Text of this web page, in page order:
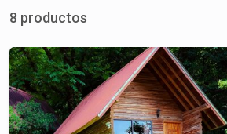
8 productos